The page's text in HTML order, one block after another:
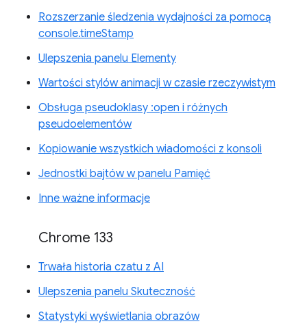
Rozszerzanie śledzenia wydajności za pomocą
console.timeStamp
Ulepszenia panelu Elementy
Wartości stylów animacji w czasie rzeczywistym
Obsługa pseudoklasy :open i różnych
pseudoelementów
Kopiowanie wszystkich wiadomości z konsoli
Jednostki bajtów w panelu Pamięć
Inne ważne informacje
Chrome 133
Trwała historia czatu z AI
Ulepszenia panelu Skuteczność
Statystyki wyświetlania obrazów